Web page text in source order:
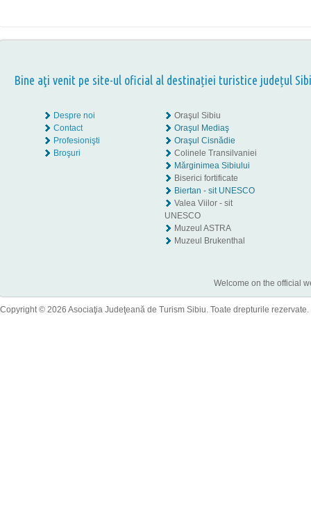
Bine aţi venit pe site-ul oficial al destinației turistice județul
Despre noi
Contact
Profesionişti
Broşuri
Oraşul Sibiu
Oraşul Mediaş
Oraşul Cisnădie
Colinele Transilvaniei
Mărginimea Sibiului
Biserici fortificate
Biertan - sit UNESCO
Valea Viilor - sit
UNESCO
Muzeul ASTRA
Muzeul Brukenthal
Welcome on the official
Copyright © 2026 Asociaţia Judeţeană de Turism Sibiu. Toate drepturile rezervate.